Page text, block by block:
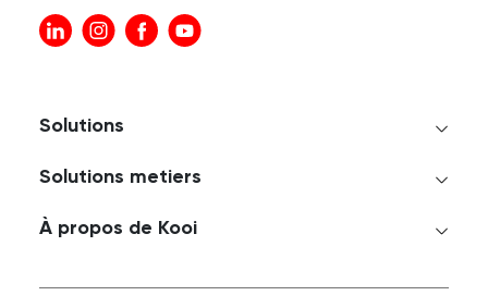
Solutions
Solutions metiers
À propos de Kooi